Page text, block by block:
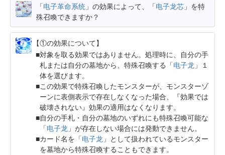
「电子革命系统 」の効果によって、「电子龙芯 」を特
殊召喚できますか？
【①の効果について】
対象を取る効果ではありません。処理時に、自分の手
札または自分の墓地から、特殊召喚する「电子龙 」１
体を選びます。
この効果で特殊召喚したモンスターが、モンスターゾ
ーンに表側表示で存在しなくなった場合、『効果では
破壊されない』効果の適用はなくなります。
自分の手札・自分の墓地のいずれにも特殊召喚可能な
「电子龙 」が存在しない場合には発動できません。
カード名を「电子龙 」として扱われているモンスター
を墓地から特殊召喚することもできます。